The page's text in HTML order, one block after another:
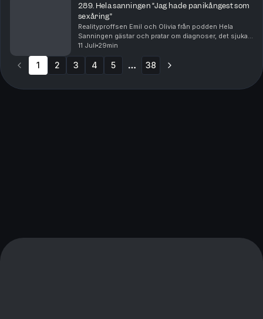
289. Hela sanningen ”Jag hade panikångest som
sexåring”
Realityproffsen Emil och Olivia från podden Hela
Sanningen gästar och pratar om diagnoser, det sjuka i
att åka på partyresa som 16-åring och Emils fas som
epa-raggare.
11 Juli 29min
1 2 3 4 5 38